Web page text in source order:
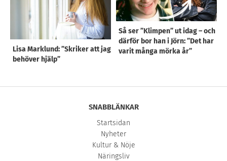
Lisa Marklund: ”Skriker att jag
behöver hjälp”
Så ser ”Klimpen” ut idag – och
därför bor han i Jörn: ”Det har
varit många mörka år”
SNABBLÄNKAR
Startsidan
Nyheter
Kultur & Nöje
Näringsliv